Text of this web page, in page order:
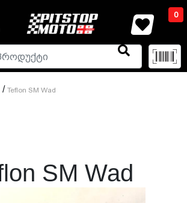
0
/ Teflon SM Wad
SM Wad